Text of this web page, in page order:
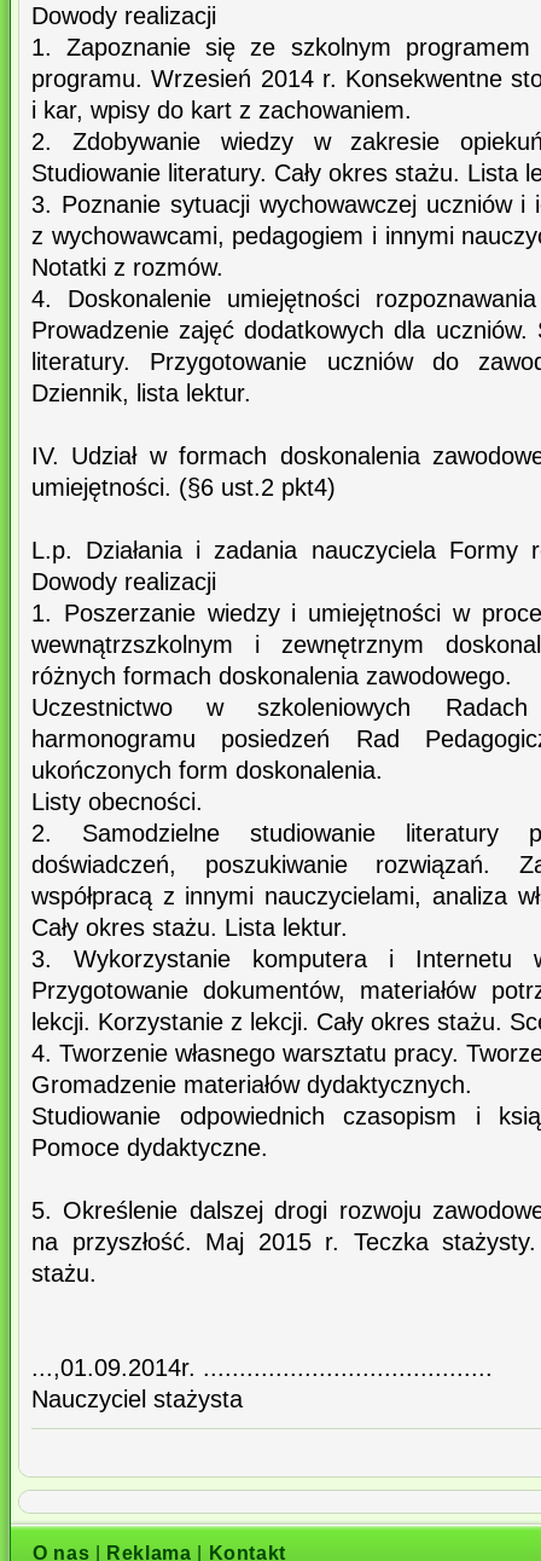
Dowody realizacji
1. Zapoznanie się ze szkolnym programem
programu. Wrzesień 2014 r. Konsekwentne
i kar, wpisy do kart z zachowaniem.
2. Zdobywanie wiedzy w zakresie
Studiowanie literatury. Cały okres stażu. Lista
3. Poznanie sytuacji wychowawczej uczniów i
z wychowawcami, pedagogiem i innymi
Notatki z rozmów.
4. Doskonalenie umiejętności
Prowadzenie zajęć dodatkowych dla uczniów.
literatury. Przygotowanie uczniów do
Dziennik, lista lektur.
IV. Udział w formach doskonalenia
umiejętności. (§6 ust.2 pkt4)
L.p. Działania i zadania nauczyciela Formy
Dowody realizacji
1. Poszerzanie wiedzy i umiejętności w
wewnątrzszkolnym i zewnętrznym
różnych formach doskonalenia zawodowego.
Uczestnictwo w szkoleniowych
harmonogramu posiedzeń Rad
ukończonych form doskonalenia.
Listy obecności.
2. Samodzielne studiowanie literatury
doświadczeń, poszukiwanie rozwiązań.
współpracą z innymi nauczycielami, analiza
Cały okres stażu. Lista lektur.
3. Wykorzystanie komputera i Internetu
Przygotowanie dokumentów, materiałów
lekcji. Korzystanie z lekcji. Cały okres stażu.
4. Tworzenie własnego warsztatu pracy.
Gromadzenie materiałów dydaktycznych.
Studiowanie odpowiednich czasopism i
Pomoce dydaktyczne.
5. Określenie dalszej drogi rozwoju
na przyszłość. Maj 2015 r. Teczka
stażu.
...,01.09.2014r. ........................................
Nauczyciel stażysta
O nas Reklama Kontakt